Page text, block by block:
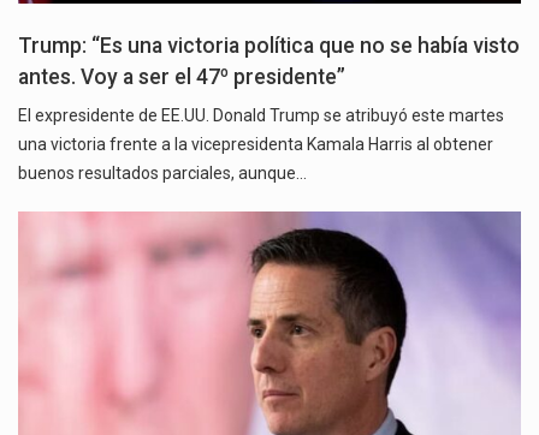
Trump: “Es una victoria política que no se había visto
antes. Voy a ser el 47º presidente”
El expresidente de EE.UU. Donald Trump se atribuyó este martes
una victoria frente a la vicepresidenta Kamala Harris al obtener
buenos resultados parciales, aunque…